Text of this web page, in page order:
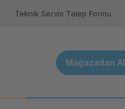
Teknik Servis Talep Formu
Mağazadan Al